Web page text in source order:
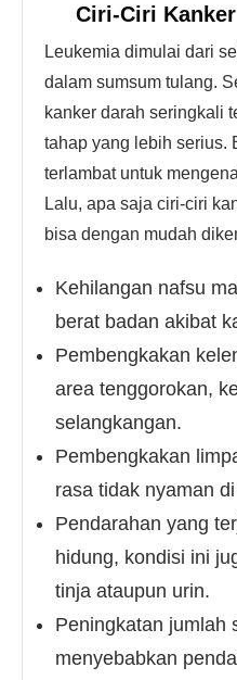
Ciri-Ciri
Leukemia dimulai dari
dalam sumsum tulang.
kanker darah seringkali
tahap yang lebih serius.
terlambat untuk
Lalu, apa saja ciri-ciri
bisa dengan mudah
Kehilangan nafsu
berat badan akibat
Pembengkakan
area tenggorokan,
selangkangan.
Pembengkakan
rasa tidak nyaman
Pendarahan yang
hidung, kondisi ini
tinja ataupun urin.
Peningkatan jumlah
menyebabkan